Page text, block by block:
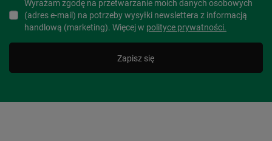
Wyrażam zgodę na przetwarzanie moich danych osobowych
(adres e-mail) na potrzeby wysyłki newslettera z informacją
handlową (marketing). Więcej w polityce prywatności.
Zapisz się